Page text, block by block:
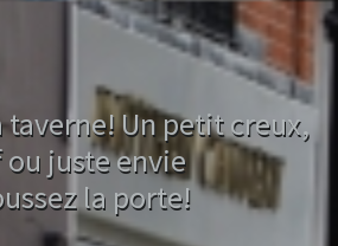
taverne! Un petit creux,
juste envie
la porte!